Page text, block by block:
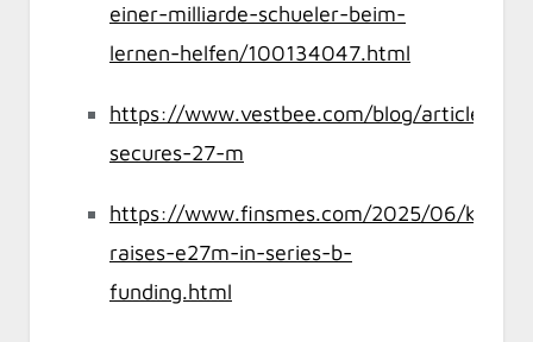
einer-milliarde-schueler-beim-
lernen-helfen/100134047.html
https://www.vestbee.com/blog/articles/
secures-27-m
https://www.finsmes.com/2025/06/
raises-e27m-in-series-b-
funding.html